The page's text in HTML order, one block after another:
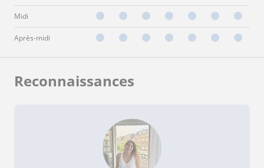
Midi
Après-midi
Reconnaissances